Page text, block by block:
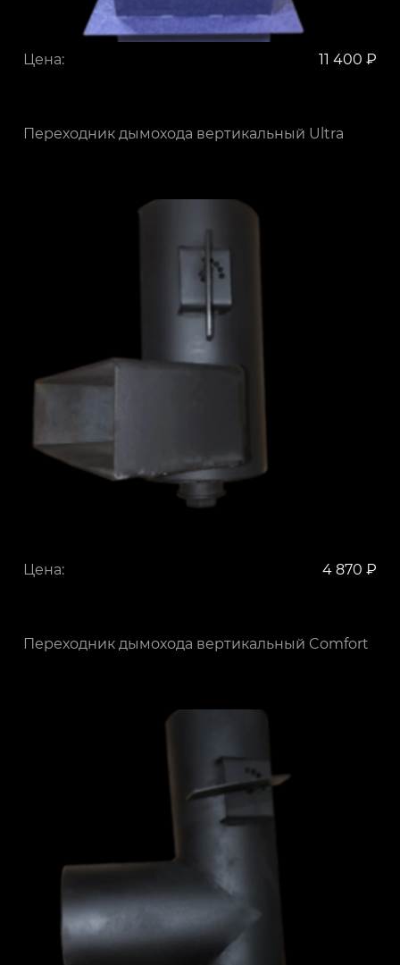
Цена: 11 400 ₽
Переходник дымохода вертикальный Ultra
Цена: 4 870 ₽
Переходник дымохода вертикальный Comfort